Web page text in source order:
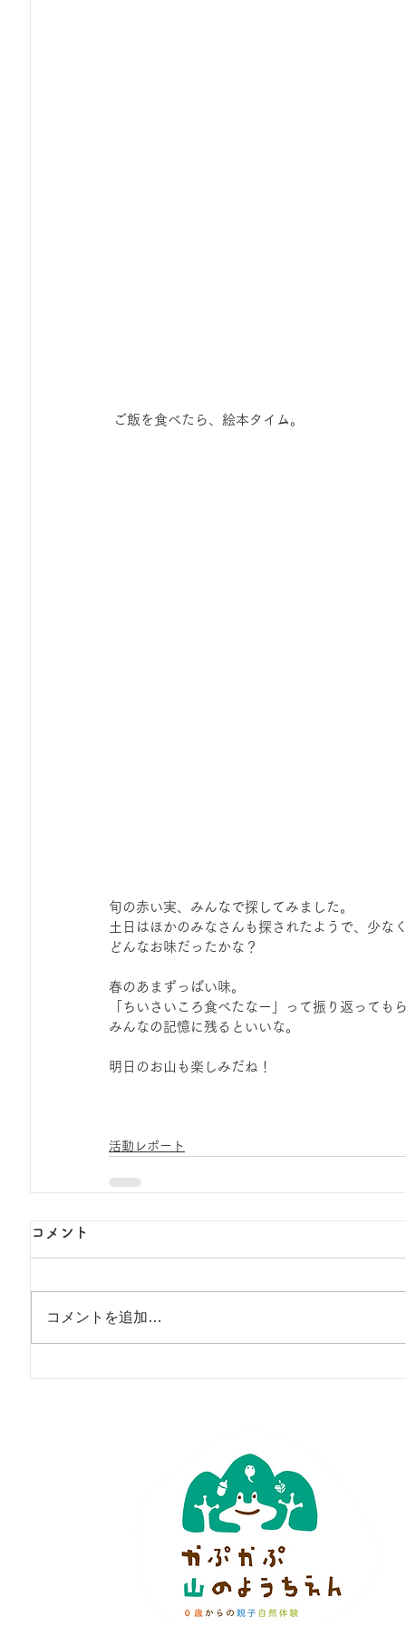
ご飯を食べたら、絵本タイム。
旬の赤い実、みんなで探してみました。
土日はほかのみなさんも探されたようで、少な
どんなお味だったかな？
春のあまずっぱい味。
「ちいさいころ食べたなー」って振り返っても
みんなの記憶に残るといいな。
明日のお山も楽しみだね！
活動レポート
コメント
コメントを追加…